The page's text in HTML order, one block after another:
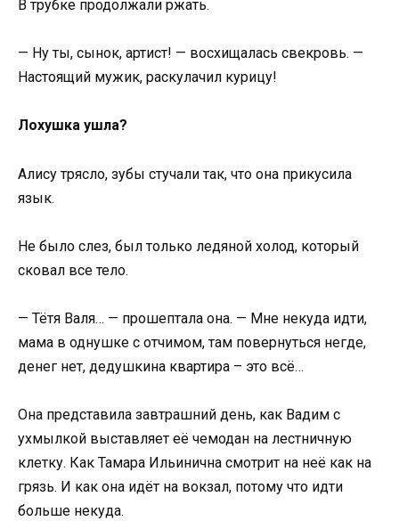
В трубке продолжали ржать.
— Ну ты, сынок, артист! — восхищалась свекровь. —
Настоящий мужик, раскулачил курицу!
Лохушка ушла?
Алису трясло, зубы стучали так, что она прикусила
язык.
Не было слез, был только ледяной холод, который
сковал все тело.
— Тётя Валя… — прошептала она. — Мне некуда идти,
мама в однушке с отчимом, там повернуться негде,
денег нет, дедушкина квартира – это всё…
Она представила завтрашний день, как Вадим с
ухмылкой выставляет её чемодан на лестничную
клетку. Как Тамара Ильинична смотрит на неё как на
грязь. И как она идёт на вокзал, потому что идти
больше некуда.